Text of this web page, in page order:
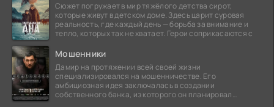
Сюжет погружает в мир тяжёлого детства сирот,
которые живут в детском доме. Здесь царит суровая
реальность, где каждый день — борьба за внимание и
тепло, которых так не хватает. Герои соприкасаются с
Мошенники
Дамир на протяжении всей своей жизни
специализировался на мошенничестве. Его
амбициозная идея заключалась в создании
собственного банка, из которого он планировал